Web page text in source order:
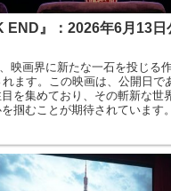
END』：2026年6月13日
映画界に新たな一石を投じる
れます。この映画は、公開日で
を集めており、その斬新な世
掴むことが期待されています